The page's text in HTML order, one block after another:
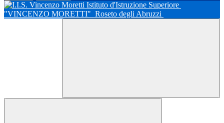
Istituto d'Istruzione Superiore
"VINCENZO MORETTI" Roseto degli Abruzzi